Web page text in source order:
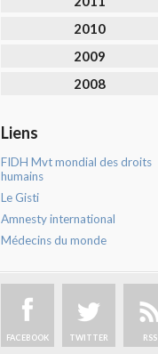
2010
2009
2008
Liens
FIDH Mvt mondial des droits
humains
Le Gisti
Amnesty international
Médecins du monde
FACEBOOK TWITTER RSS